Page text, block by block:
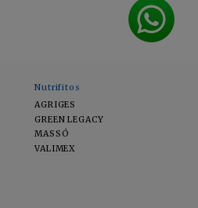
Nutrifitos
AGRIGES
GREEN LEGACY
MASSÓ
VALIMEX